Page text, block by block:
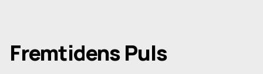
Fremtidens Puls